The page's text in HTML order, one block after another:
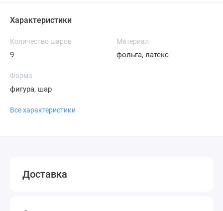
Характеристики
Количество шаров
9
Материал
фольга, латекс
Форма
фигура, шар
Все характеристики
Доставка